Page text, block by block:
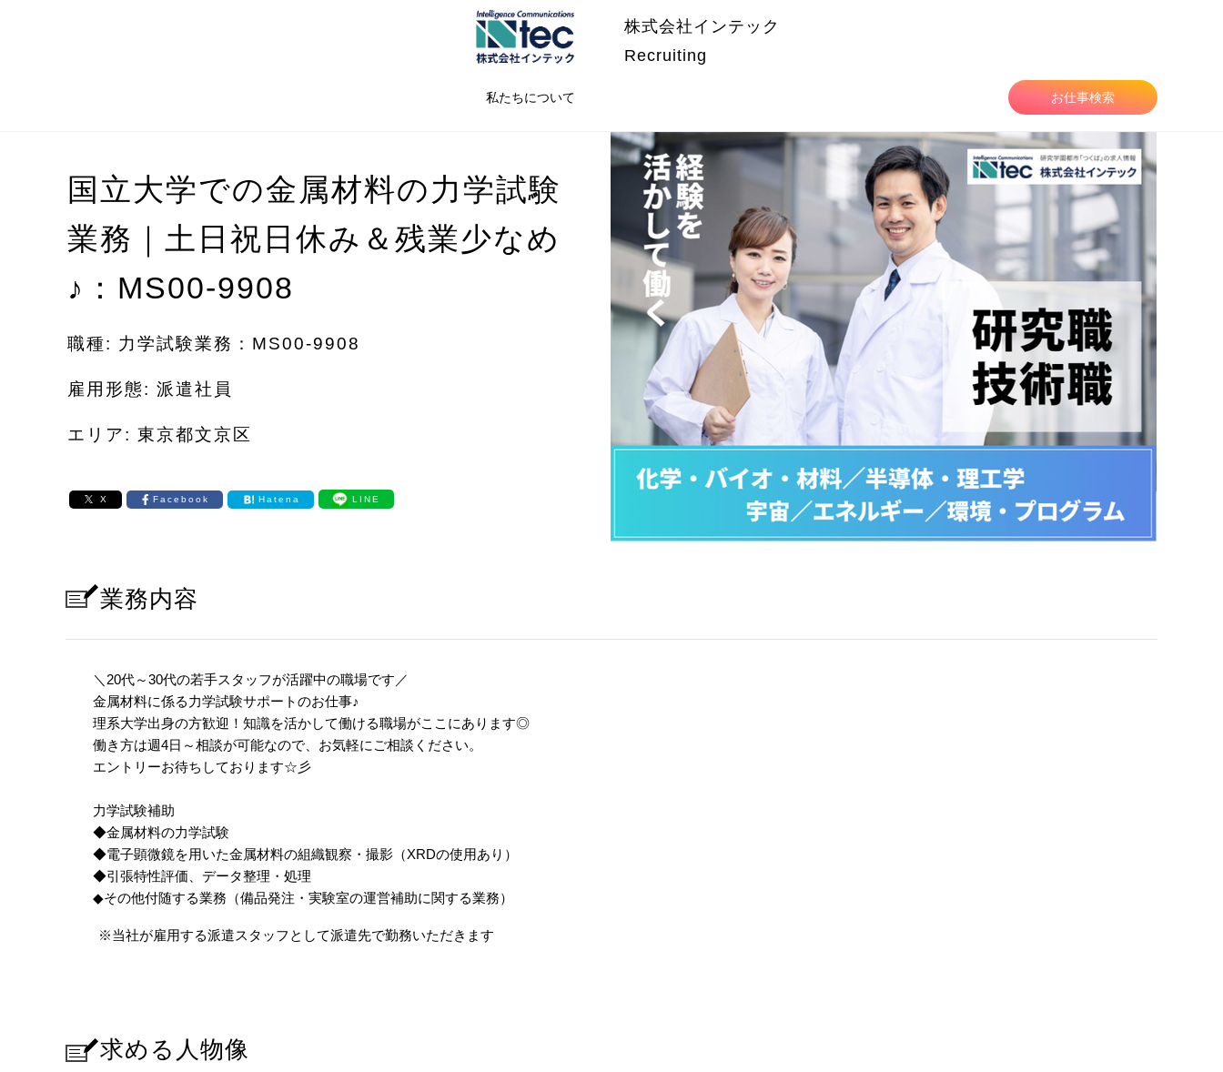
株式会社インテック
Recruiting
私たちについて お仕事検索
国立大学での金属材料の力学試験
業務｜土日祝日休み＆残業少なめ
♪ ：MS00-9908
職種: 力学試験業務：MS00-9908
雇用形態: 派遣社員
エリア: 東京都文京区
X Facebook Hatena LINE
業務内容
＼20代～30代の若手スタッフが活躍中の職場です／
金属材料に係る力学試験サポートのお仕事♪
理系大学出身の方歓迎！知識を活かして働ける職場がここにあります◎
働き方は週4日～相談が可能なので、お気軽にご相談ください。
エントリーお待ちしております☆彡
力学試験補助
◆金属材料の力学試験
◆電子顕微鏡を用いた金属材料の組織観察・撮影（XRDの使用あり）
◆引張特性評価、データ整理・処理
◆その他付随する業務（備品発注・実験室の運営補助に関する業務）
※当社が雇用する派遣スタッフとして派遣先で勤務いただきます
求める人物像